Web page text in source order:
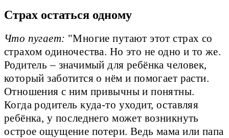
Страх остаться одному
Что пугает: "Многие путают этот страх со
страхом одиночества. Но это не одно и то же.
Родитель – значимый для ребёнка человек,
который заботится о нём и помогает расти.
Отношения с ним привычны и понятны.
Когда родитель куда-то уходит, оставляя
ребёнка, у последнего может возникнуть
острое ощущение потери. Ведь мама или папа